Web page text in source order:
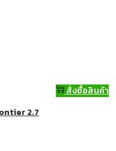
สั่งซื้อสินค้า
2.7